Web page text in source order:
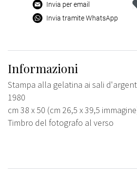
Invia per email
Invia tramite WhatsApp
Informazioni
Stampa alla gelatina ai sali
1980
cm 38 x 50 (cm 26,5 x 39,5
Timbro del fotografo al verso